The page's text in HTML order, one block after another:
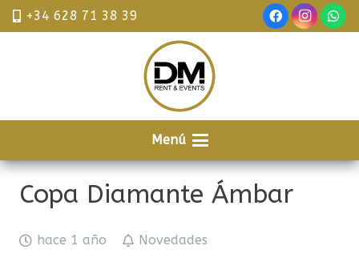
+34 628 71 38 39
Menú
Copa Diamante Ámbar
hace 1 año Novedades